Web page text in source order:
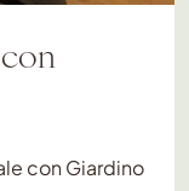
con Giardino